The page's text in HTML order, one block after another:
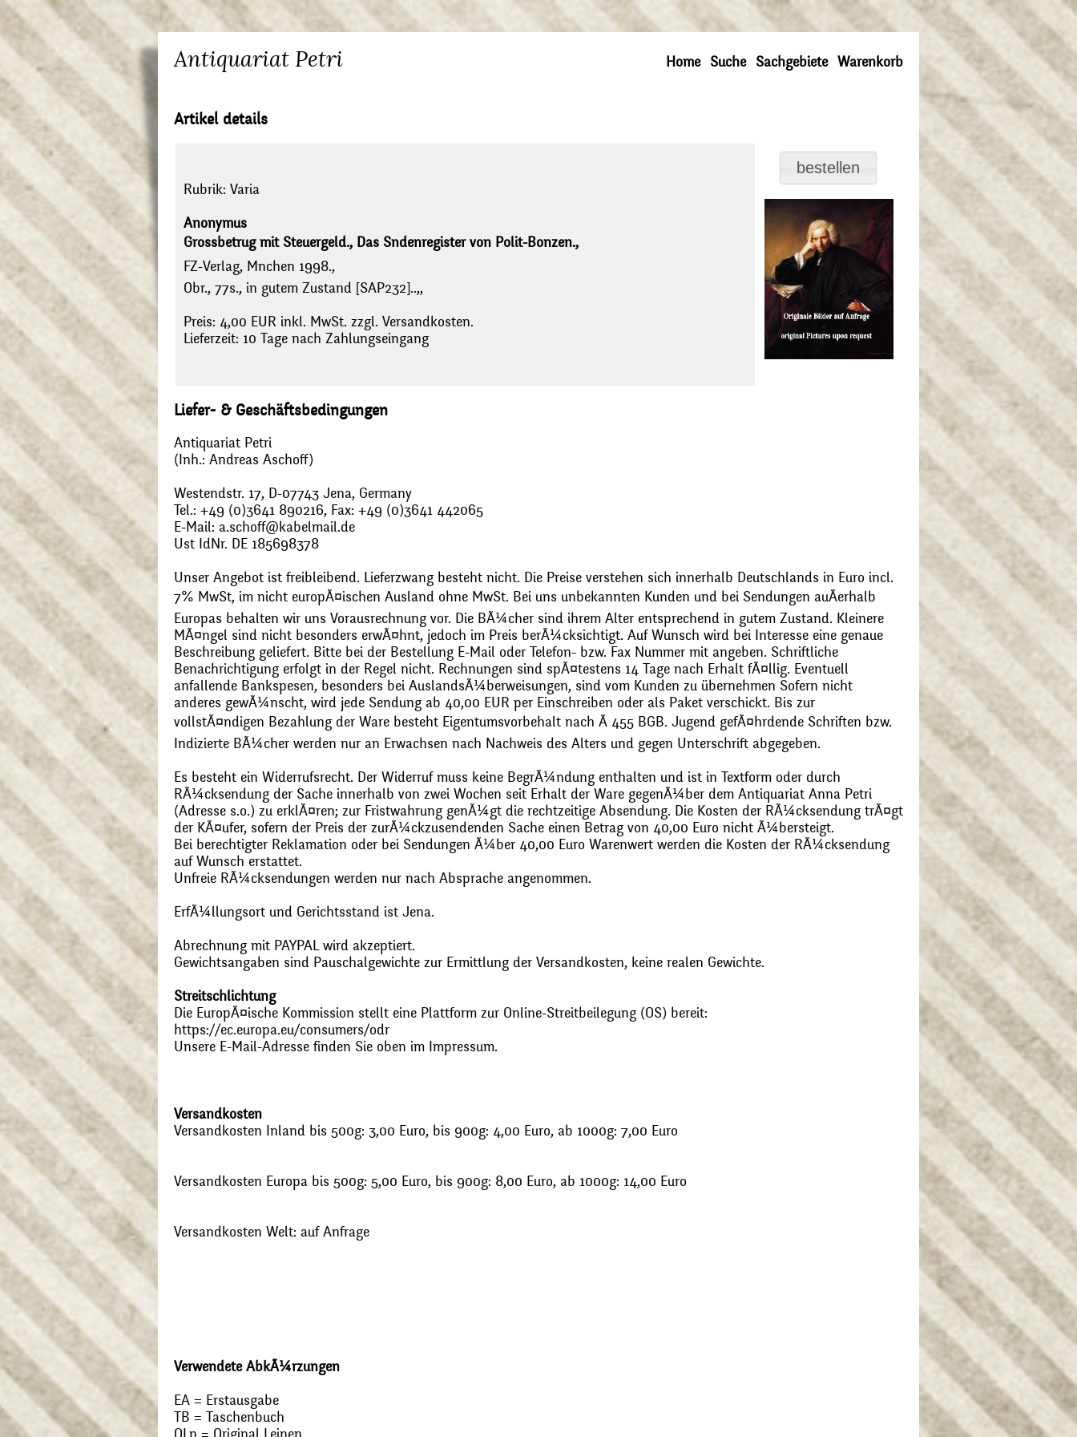
Antiquariat Petri Home Suche Sachgebiete Warenkorb
Artikel details
Rubrik: Varia
Anonymus
Grossbetrug mit Steuergeld., Das Sndenregister von Polit-Bonzen.,
FZ-Verlag, Mnchen 1998.,
Obr., 77s., in gutem Zustand [SAP232]..,,
Preis: 4,00 EUR inkl. MwSt. zzgl. Versandkosten.
Lieferzeit: 10 Tage nach Zahlungseingang
Liefer- & Geschäftsbedingungen
Antiquariat Petri
(Inh.: Andreas Aschoff)
Westendstr. 17, D-07743 Jena, Germany
Tel.: +49 (0)3641 890216, Fax: +49 (0)3641 442065
E-Mail: a.schoff@kabelmail.de
Ust IdNr. DE 185698378
Unser Angebot ist freibleibend. Lieferzwang besteht nicht. Die Preise verstehen sich innerhalb Deutschlands in Euro incl.
7% MwSt, im nicht europÃ¤ischen Ausland ohne MwSt. Bei uns unbekannten Kunden und bei Sendungen auÃerhalb
Europas behalten wir uns Vorausrechnung vor. Die BÃ¼cher sind ihrem Alter entsprechend in gutem Zustand. Kleinere
MÃ¤ngel sind nicht besonders erwÃ¤hnt, jedoch im Preis berÃ¼cksichtigt. Auf Wunsch wird bei Interesse eine genaue
Beschreibung geliefert. Bitte bei der Bestellung E-Mail oder Telefon- bzw. Fax Nummer mit angeben. Schriftliche
Benachrichtigung erfolgt in der Regel nicht. Rechnungen sind spÃ¤testens 14 Tage nach Erhalt fÃ¤llig. Eventuell
anfallende Bankspesen, besonders bei AuslandsÃ¼berweisungen, sind vom Kunden zu übernehmen Sofern nicht
anderes gewÃ¼nscht, wird jede Sendung ab 40,00 EUR per Einschreiben oder als Paket verschickt. Bis zur
vollstÃ¤ndigen Bezahlung der Ware besteht Eigentumsvorbehalt nach Ã 455 BGB. Jugend gefÃ¤hrdende Schriften bzw.
Indizierte BÃ¼cher werden nur an Erwachsen nach Nachweis des Alters und gegen Unterschrift abgegeben.
Es besteht ein Widerrufsrecht. Der Widerruf muss keine BegrÃ¼ndung enthalten und ist in Textform oder durch
RÃ¼cksendung der Sache innerhalb von zwei Wochen seit Erhalt der Ware gegenÃ¼ber dem Antiquariat Anna Petri
(Adresse s.o.) zu erklÃ¤ren; zur Fristwahrung genÃ¼gt die rechtzeitige Absendung. Die Kosten der RÃ¼cksendung trÃ¤gt
der KÃ¤ufer, sofern der Preis der zurÃ¼ckzusendenden Sache einen Betrag von 40,00 Euro nicht Ã¼bersteigt.
Bei berechtigter Reklamation oder bei Sendungen Ã¼ber 40,00 Euro Warenwert werden die Kosten der RÃ¼cksendung
auf Wunsch erstattet.
Unfreie RÃ¼cksendungen werden nur nach Absprache angenommen.
ErfÃ¼llungsort und Gerichtsstand ist Jena.
Abrechnung mit PAYPAL wird akzeptiert.
Gewichtsangaben sind Pauschalgewichte zur Ermittlung der Versandkosten, keine realen Gewichte.
Streitschlichtung
Die EuropÃ¤ische Kommission stellt eine Plattform zur Online-Streitbeilegung (OS) bereit:
https://ec.europa.eu/consumers/odr
Unsere E-Mail-Adresse finden Sie oben im Impressum.
Versandkosten
Versandkosten Inland bis 500g: 3,00 Euro, bis 900g: 4,00 Euro, ab 1000g: 7,00 Euro
Versandkosten Europa bis 500g: 5,00 Euro, bis 900g: 8,00 Euro, ab 1000g: 14,00 Euro
Versandkosten Welt: auf Anfrage
Verwendete AbkÃ¼rzungen
EA = Erstausgabe
TB = Taschenbuch